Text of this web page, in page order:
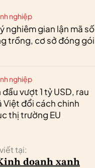
nghiệp
nghiêm gian lận mã số
trồng, cơ sở đóng gói
nghiệp
đầu vượt 1 tỷ USD, rau
Việt đổi cách chinh
thị trường EU
tại:
doanh xanh